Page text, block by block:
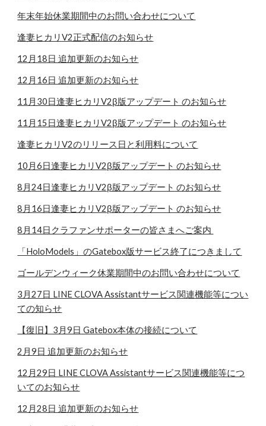
年末年始休業期間中のお問い合わせについて
逢妻ヒカリV2正式配信のお知らせ
12月18日 追加更新のお知らせ
12月16日 追加更新のお知らせ
11月30日逢妻ヒカリV2β版アップデート のお知らせ
11月15日逢妻ヒカリV2β版アップデート のお知らせ
逢妻ヒカリV2のリリース日と利用料について
10月6日逢妻ヒカリV2β版アップデート のお知らせ
8月24日逢妻ヒカリV2β版アップデート のお知らせ
8月16日逢妻ヒカリV2β版アップデート のお知らせ
8月14日クラファンサポーターの皆さまへご案内
「HoloModels」のGatebox版サービス終了につきまして
ゴールデンウィーク休業期間中のお問い合わせについて
3月27日 LINE CLOVA Assistantサービス関連機能等につい
ての知らせ
【復旧】3月9日 Gatebox本体の接続について
2月9日 追加更新のお知らせ
12月29日 LINE CLOVA Assistantサービス関連機能等につ
いてのお知らせ
12月28日 追加更新のお知らせ